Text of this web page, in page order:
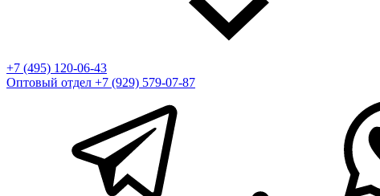
+7 (495) 120-06-43
Оптовый отдел +7 (929) 579-07-87